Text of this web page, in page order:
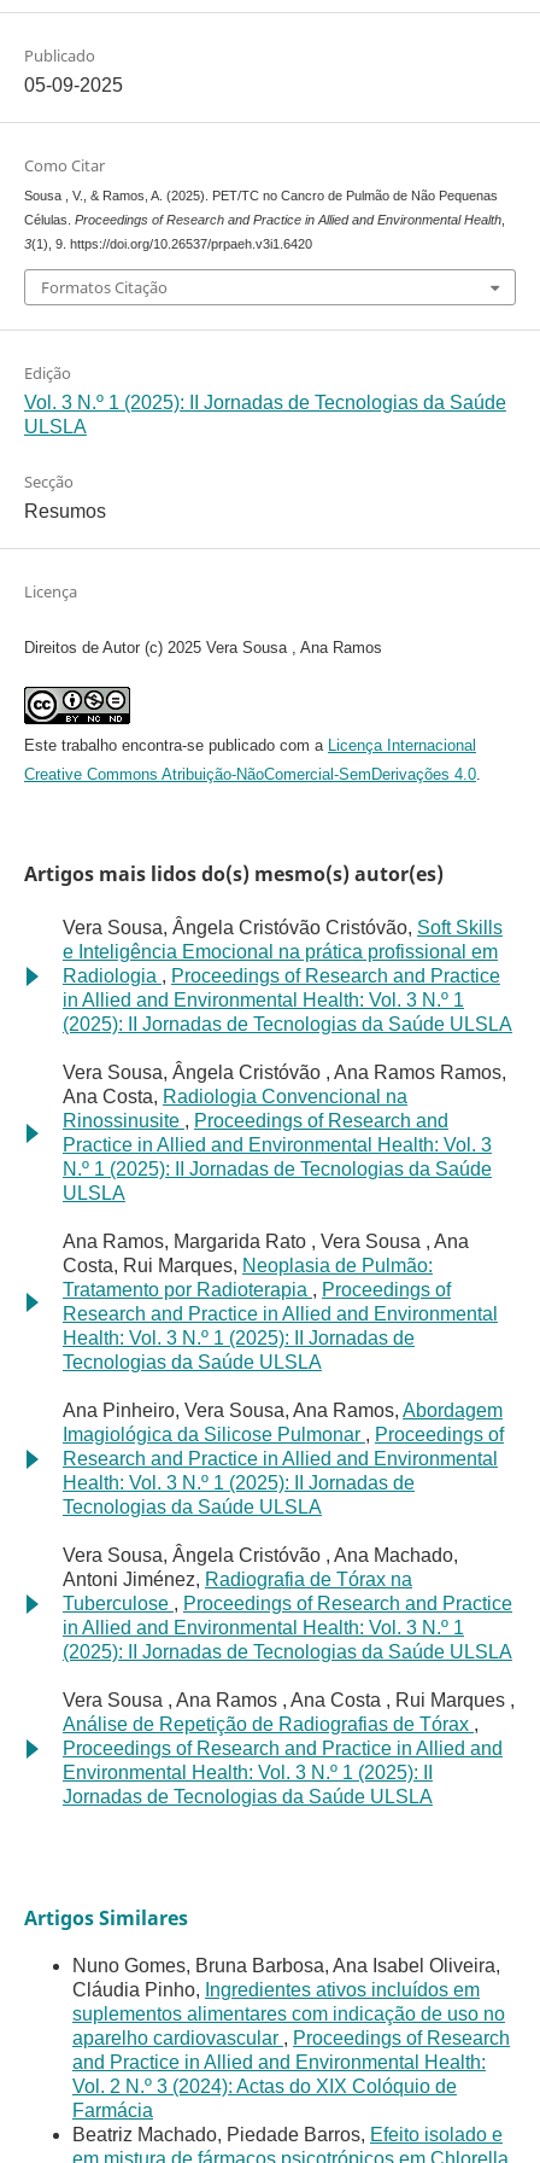
Publicado
05-09-2025
Como Citar
Sousa , V., & Ramos, A. (2025). PET/TC no Cancro de Pulmão de Não Pequenas
Células. Proceedings of Research and Practice in Allied and Environmental Health,
3(1), 9. https://doi.org/10.26537/prpaeh.v3i1.6420
Formatos Citação
Edição
Vol. 3 N.º 1 (2025): II Jornadas de Tecnologias da Saúde
ULSLA
Secção
Resumos
Licença
Direitos de Autor (c) 2025 Vera Sousa , Ana Ramos
Este trabalho encontra-se publicado com a
Licença Internacional
Creative Commons Atribuição-NãoComercial-SemDerivações 4.0.
Artigos mais lidos do(s) mesmo(s) autor(es)
Vera Sousa, Ângela Cristóvão Cristóvão, Soft Skills
e Inteligência Emocional na prática profissional em
Radiologia , Proceedings of Research and Practice
in Allied and Environmental Health: Vol. 3 N.º 1
(2025): II Jornadas de Tecnologias da Saúde ULSLA
Vera Sousa, Ângela Cristóvão , Ana Ramos Ramos,
Ana Costa, Radiologia Convencional na
Rinossinusite , Proceedings of Research and
Practice in Allied and Environmental Health: Vol. 3
N.º 1 (2025): II Jornadas de Tecnologias da Saúde
ULSLA
Ana Ramos, Margarida Rato , Vera Sousa , Ana
Costa, Rui Marques, Neoplasia de Pulmão:
Tratamento por Radioterapia , Proceedings of
Research and Practice in Allied and Environmental
Health: Vol. 3 N.º 1 (2025): II Jornadas de
Tecnologias da Saúde ULSLA
Ana Pinheiro, Vera Sousa, Ana Ramos, Abordagem
Imagiológica da Silicose Pulmonar , Proceedings of
Research and Practice in Allied and Environmental
Health: Vol. 3 N.º 1 (2025): II Jornadas de
Tecnologias da Saúde ULSLA
Vera Sousa, Ângela Cristóvão , Ana Machado,
Antoni Jiménez, Radiografia de Tórax na
Tuberculose , Proceedings of Research and Practice
in Allied and Environmental Health: Vol. 3 N.º 1
(2025): II Jornadas de Tecnologias da Saúde ULSLA
Vera Sousa , Ana Ramos , Ana Costa , Rui Marques ,
Análise de Repetição de Radiografias de Tórax ,
Proceedings of Research and Practice in Allied and
Environmental Health: Vol. 3 N.º 1 (2025): II
Jornadas de Tecnologias da Saúde ULSLA
Artigos Similares
Nuno Gomes, Bruna Barbosa, Ana Isabel Oliveira,
Cláudia Pinho, Ingredientes ativos incluídos em
suplementos alimentares com indicação de uso no
aparelho cardiovascular , Proceedings of Research
and Practice in Allied and Environmental Health:
Vol. 2 N.º 3 (2024): Actas do XIX Colóquio de
Farmácia
Beatriz Machado, Piedade Barros, Efeito isolado e
em mistura de fármacos psicotrópicos em Chlorella